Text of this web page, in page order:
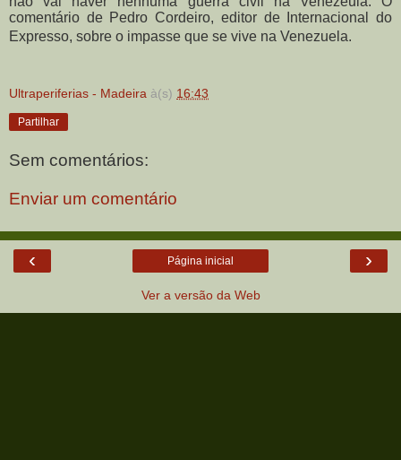
comentário de Pedro Cordeiro, editor de Internacional do
Expresso, sobre o impasse que se vive na Venezuela.
Ultraperiferias - Madeira à(s) 16:43
Partilhar
Sem comentários:
Enviar um comentário
‹ ›
Página inicial
Ver a versão da Web